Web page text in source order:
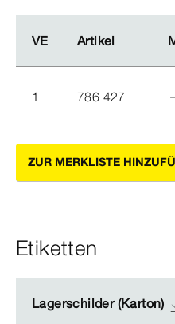
VE Artikel
VE Artikel
1 786 427
ZUR MERKLISTE
Etiketten
Lagerschilder (Karton)
Lagerschilder (Karton)